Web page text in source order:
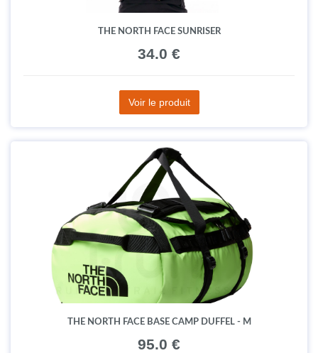
THE NORTH FACE SUNRISER
34.0 €
Voir le produit
THE NORTH FACE BASE CAMP DUFFEL - M
95.0 €